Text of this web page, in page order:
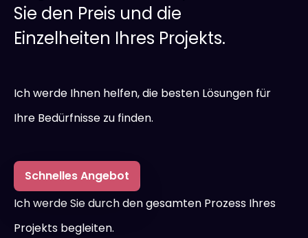
Sie den Preis und die
Einzelheiten Ihres Projekts.
Ich werde Ihnen helfen, die besten Lösungen für
Ihre Bedürfnisse zu finden.
Schnelles Angebot
Ich werde Sie durch den gesamten Prozess Ihres
Projekts begleiten.